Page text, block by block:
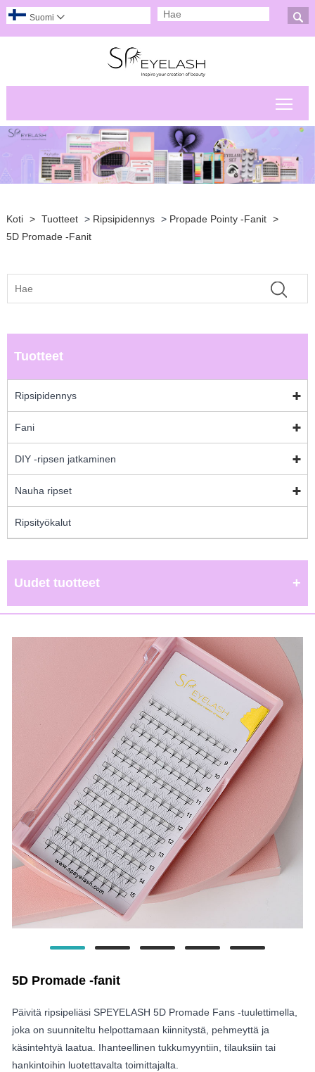

Suomi 
Koti > Tuotteet > Ripsipidennys > Propade Pointy -fanit >
5D Promade -fanit
Tuotteet
Ripsipidennys
Fani
DIY -ripsen jatkaminen
Nauha ripset
Ripsityökalut
Uudet tuotteet
5D Promade -fanit
Päivitä ripsipeliäsi SPEYELASH 5D Promade Fans -tuulettimella,
joka on suunniteltu helpottamaan kiinnitystä, pehmeyttä ja
käsintehtyä laatua. Ihanteellinen tukkumyyntiin, tilauksiin tai
hankintoihin luotettavalta toimittajalta.